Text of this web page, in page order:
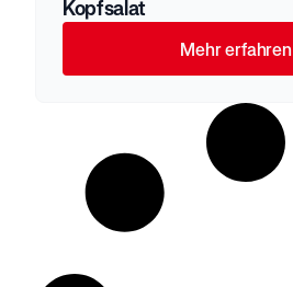
Kopfsalat
Mehr erfahren